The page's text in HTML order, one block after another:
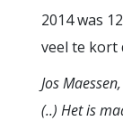
2014 was
veel te kort
Jos
(..) Het is